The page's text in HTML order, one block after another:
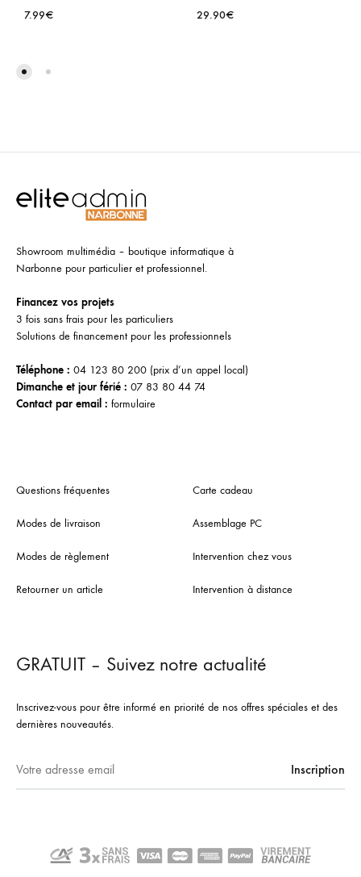
7.99€ 29.90€
Showroom multimédia – boutique informatique à
Narbonne pour particulier et professionnel.
Financez vos projets
3 fois sans frais pour les particuliers
Solutions de financement pour les professionnels
Téléphone : 04 123 80 200 (prix d’un appel local)
Dimanche et jour férié : 07 83 80 44 74
Contact par email : formulaire
Questions fréquentes
Modes de livraison
Modes de règlement
Retourner un article
Carte cadeau
Assemblage PC
Intervention chez vous
Intervention à distance
GRATUIT – Suivez notre actualité
Inscrivez-vous pour être informé en priorité de nos offres spéciales et des
dernières nouveautés.